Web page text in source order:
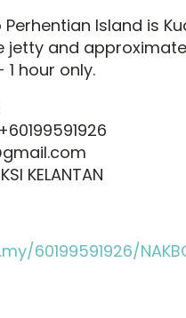
Island is
jetty and
hour only.
KELANTAN
60199591926/